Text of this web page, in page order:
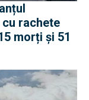
rachete
morți și 51